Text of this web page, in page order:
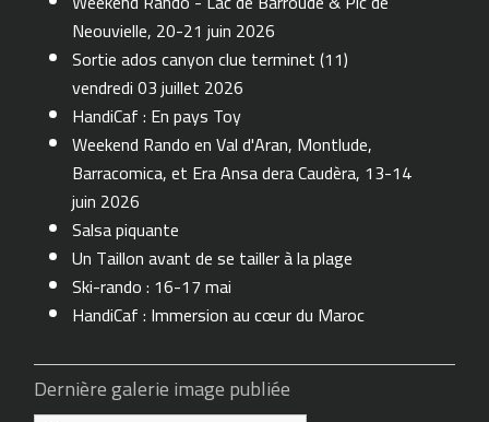
Neouvielle, 20-21 juin 2026
Sortie ados canyon clue terminet (11)
vendredi 03 juillet 2026
HandiCaf : En pays Toy
Weekend Rando en Val d'Aran, Montlude,
Barracomica, et Era Ansa dera Caudèra, 13-14
juin 2026
Salsa piquante
Un Taillon avant de se tailler à la plage
Ski-rando : 16-17 mai
HandiCaf : Immersion au cœur du Maroc
Dernière galerie image publiée